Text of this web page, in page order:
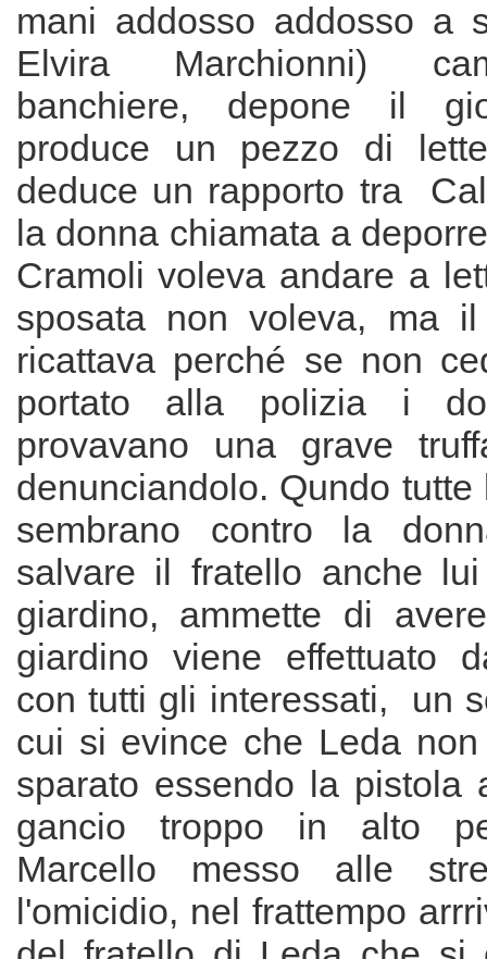
mani addosso addosso a
Elvira Marchionni)
banchiere, depone il
produce un pezzo di
deduce un rapporto tra
la donna chiamata a
Cramoli voleva andare a
sposata non voleva, ma
ricattava perché se non
portato alla polizia i
provavano una grave
denunciandolo. Qundo
sembrano contro la
salvare il fratello anche
giardino, ammette di
giardino viene effettuato
con tutti gli interessati, un
cui si evince che Leda
sparato essendo la pistola
gancio troppo in alto
Marcello messo alle
l'omicidio, nel frattempo